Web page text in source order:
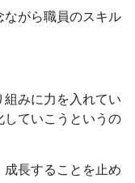
がら職員のスキル
みに力を入れてい
していこうというの
長することを止め